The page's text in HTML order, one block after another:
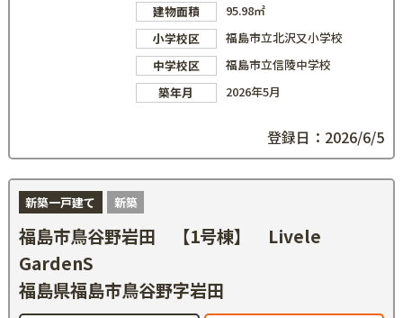
建物面積
95.98㎡
小学校区
福島市立北沢又小学校
中学校区
福島市立信陵中学校
築年月
2026年5月
登録日：2026/6/5
新築一戸建て 新築
福島市鳥谷野岩田 【1号棟】 Livele
GardenS
福島県福島市鳥谷野字岩田